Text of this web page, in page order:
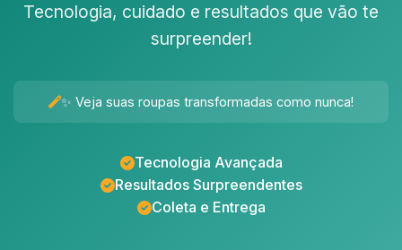
Tecnologia, cuidado e resultados que vão te
surpreender!
✨ Veja suas roupas transformadas como nunca!
Tecnologia Avançada
Resultados Surpreendentes
Coleta e Entrega